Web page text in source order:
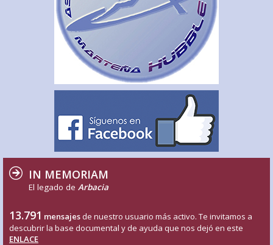
IN MEMORIAM
El legado de Arbacia
13.791 mensajes de nuestro usuario más activo. Te invitamos a
descubrir la base documental y de ayuda que nos dejó en este
ENLACE